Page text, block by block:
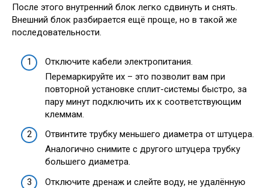
После этого внутренний блок легко сдвинуть и снять.
Внешний блок разбирается ещё проще, но в такой же
последовательности.
Отключите кабели электропитания.
Перемаркируйте их – это позволит вам при
повторной установке сплит-системы быстро, за
пару минут подключить их к соответствующим
клеммам.
Отвинтите трубку меньшего диаметра от штуцера.
Аналогично снимите с другого штуцера трубку
большего диаметра.
Отключите дренаж и слейте воду, не удалённую